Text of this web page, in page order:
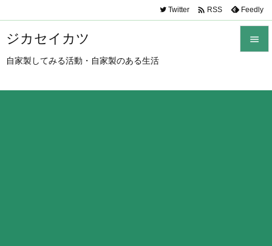
ジカセイカツ
自家製してみる活動・自家製のある生活

Twitter  RSS Feedly